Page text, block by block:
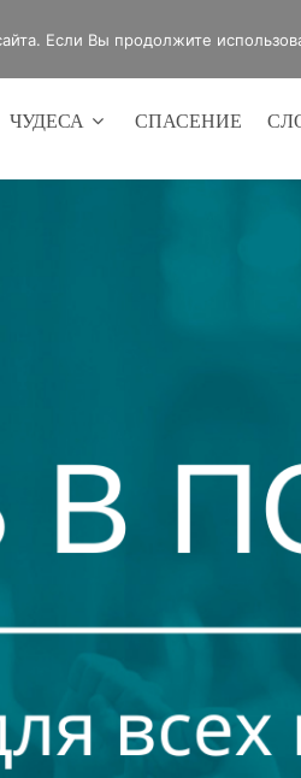
г.Оренбург, ул.Мира 32/2
ЧУДЕСА СПАСЕНИЕ
Если Вы продолжите